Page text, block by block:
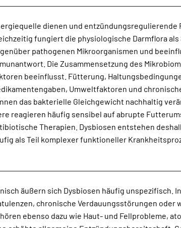
dienen und entzündungsregulierende
als Teil komplexer funktioneller
äußern sich Dysbiosen häufig unspezifisch.